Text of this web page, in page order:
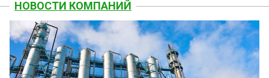
НОВОСТИ КОМПАНИЙ